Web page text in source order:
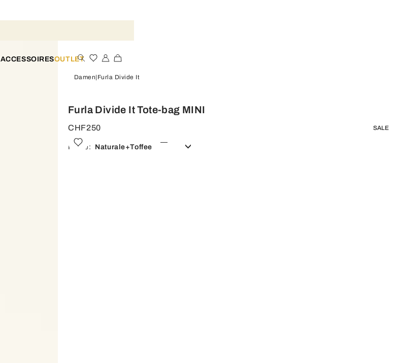
ACCESSOIRESOUTLET
Damen Furla Divide It
Furla Divide It Tote-bag MINI
CHF250 SALE
Farbe: Naturale+toffee